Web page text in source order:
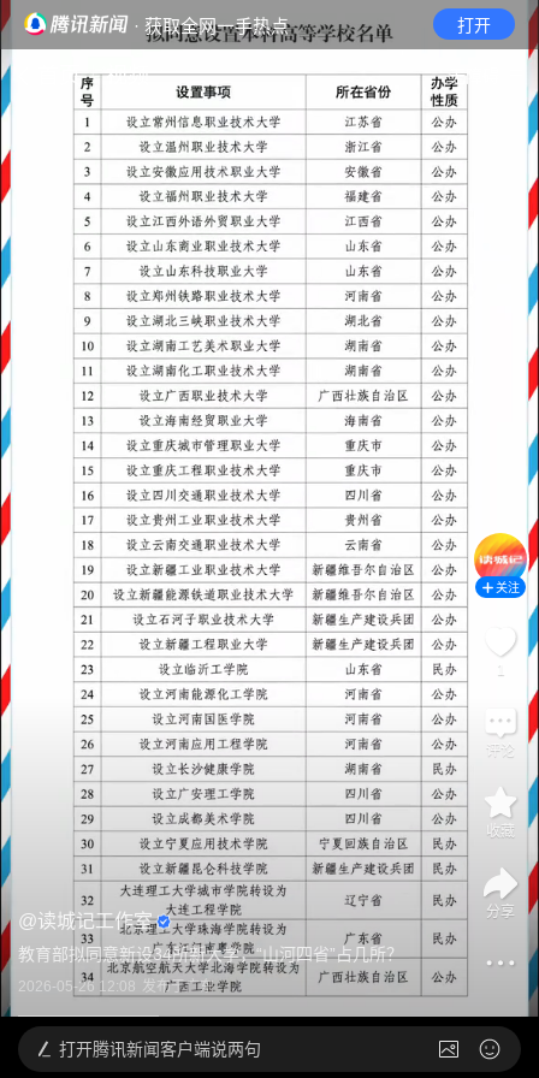
· 获取全网一手热点 打开
首页 视频 无障碍
@读城记工作室
教育部拟同意新设34所新大学，“山河四省”占几所？
2026-05-26 12:08 发布于广东
关注
1
评论
收藏
分享
打开腾讯新闻客户端说两句